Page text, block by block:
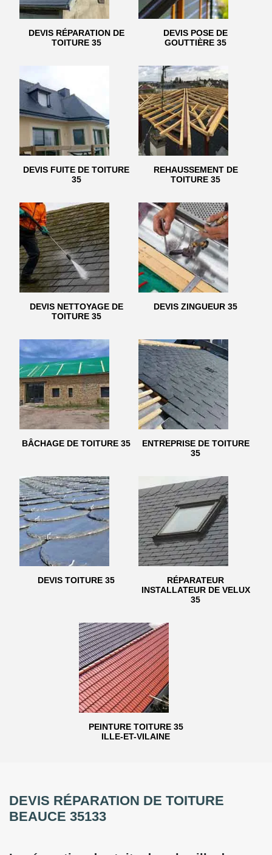
DEVIS RÉPARATION DE
TOITURE 35
DEVIS POSE DE
GOUTTIÈRE 35
DEVIS FUITE DE TOITURE
35
REHAUSSEMENT DE
TOITURE 35
DEVIS NETTOYAGE DE
TOITURE 35
DEVIS ZINGUEUR 35
BÂCHAGE DE TOITURE 35
ENTREPRISE DE TOITURE
35
DEVIS TOITURE 35
RÉPARATEUR
INSTALLATEUR DE VELUX
35
PEINTURE TOITURE 35
ILLE-ET-VILAINE
DEVIS RÉPARATION DE TOITURE
BEAUCE 35133